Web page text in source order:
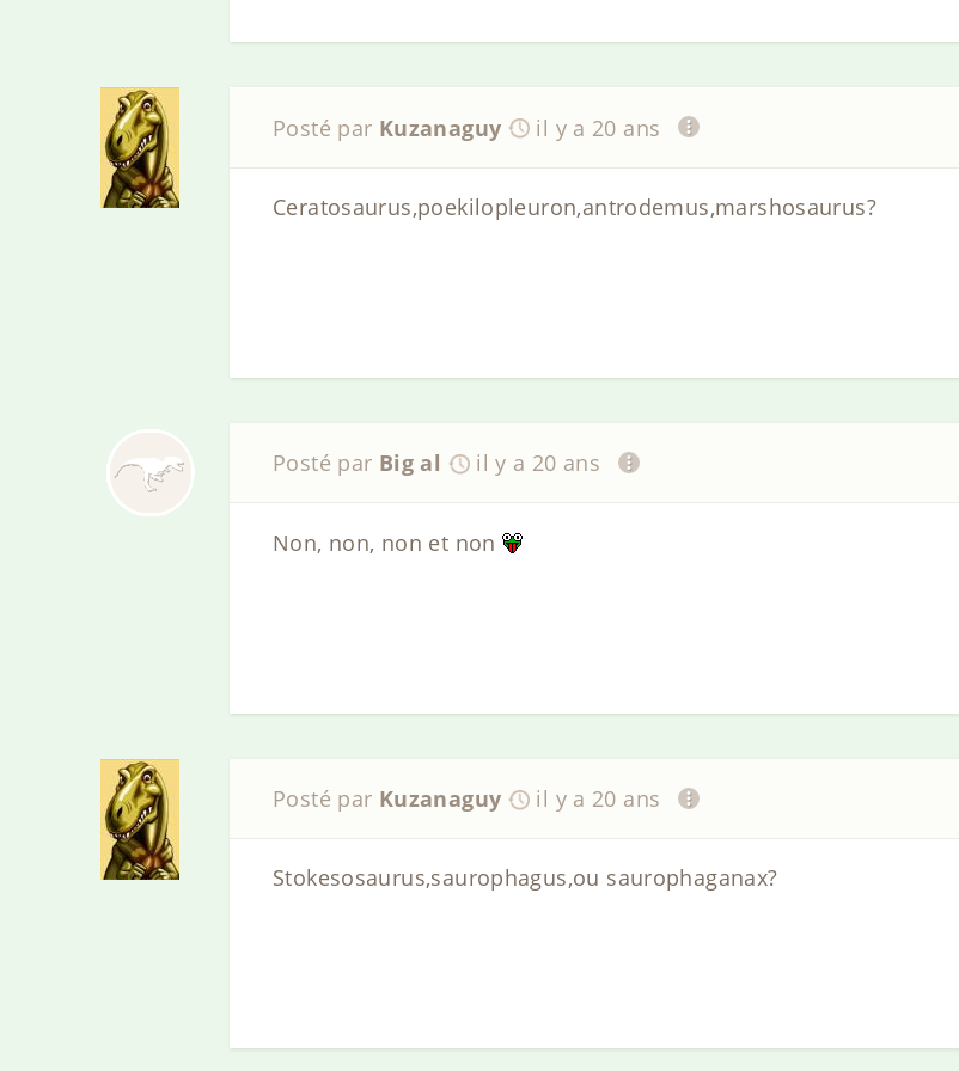
Posté par Kuzanaguy il y a 20 ans
Ceratosaurus,poekilopleuron,antrodemus,marshosaurus?
Posté par Big al il y a 20 ans
Non, non, non et non
Posté par Kuzanaguy il y a 20 ans
Stokesosaurus,saurophagus,ou saurophaganax?